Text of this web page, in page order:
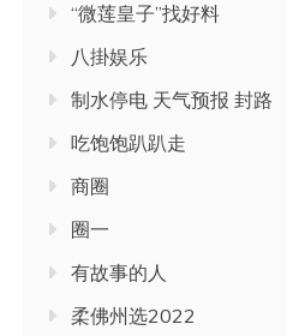
“微莲皇子”找好料
八掛娱乐
制水停电 天气预报 封路
吃饱饱趴趴走
商圈
圈一
有故事的人
柔佛州选2022